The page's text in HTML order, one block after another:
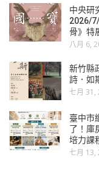
中央研
2026/
骨》特
八月 6,
新竹縣
詩．如
七月 31,
臺中市
了！庫
培力課
七月 13,